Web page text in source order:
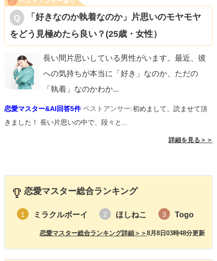
「好きなのか執着なのか」片思いのモヤモヤ
をどう見極めたら良い？(25歳・女性）
長い間片思いしている男性がいます。最近、彼
への気持ちが本当に「好き」なのか、ただの
「執着」なのかわか...
恋愛マスター&AI回答5件 ベストアンサー:初めまして、読ませて頂
きました！ 長い片思いの中で、段々と...
詳細を見る＞＞
恋愛マスター総合ランキング
1 ミラクルボーイ 2 ほしねこ 3 Togo
8月8日03時48分更新
恋愛マスター総合ランキング詳細＞＞